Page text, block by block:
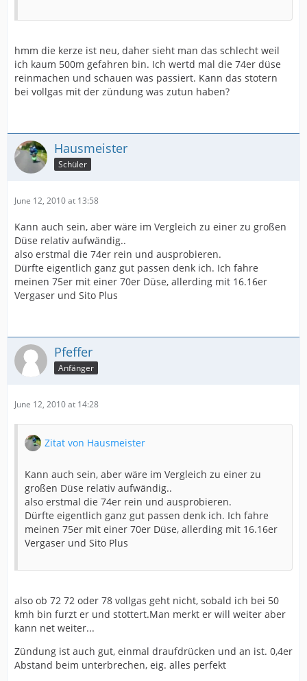
hmm die kerze ist neu, daher sieht man das schlecht weil
ich kaum 500m gefahren bin. Ich wertd mal die 74er düse
reinmachen und schauen was passiert. Kann das stotern
bei vollgas mit der zündung was zutun haben?
Hausmeister
Schüler
June 12, 2010 at 13:58
Kann auch sein, aber wäre im Vergleich zu einer zu großen
Düse relativ aufwändig..
also erstmal die 74er rein und ausprobieren.
Dürfte eigentlich ganz gut passen denk ich. Ich fahre
meinen 75er mit einer 70er Düse, allerding mit 16.16er
Vergaser und Sito Plus
Pfeffer
Anfänger
June 12, 2010 at 14:28
Zitat von Hausmeister
Kann auch sein, aber wäre im Vergleich zu einer zu
großen Düse relativ aufwändig..
also erstmal die 74er rein und ausprobieren.
Dürfte eigentlich ganz gut passen denk ich. Ich fahre
meinen 75er mit einer 70er Düse, allerding mit 16.16er
Vergaser und Sito Plus
also ob 72 72 oder 78 vollgas geht nicht, sobald ich bei 50
kmh bin furzt er und stottert.Man merkt er will weiter aber
kann net weiter...
Zündung ist auch gut, einmal draufdrücken und an ist. 0,4er
Abstand beim unterbrechen, eig. alles perfekt